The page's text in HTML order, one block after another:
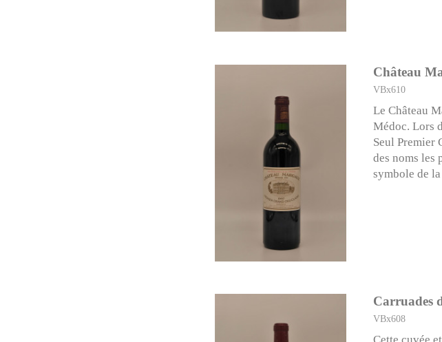
Château
VBx610
Le Château
Médoc. Lors
Seul Premier
des noms les
symbole de
Carruades
VBx608